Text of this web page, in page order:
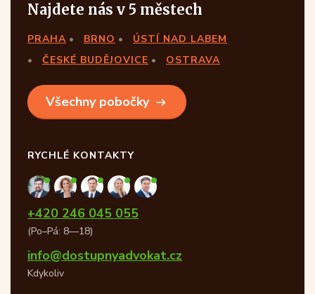
Najdete nás v 5 městech
PRAHA BRNO
ÚSTÍ NAD LABEM
ČESKÉ BUDĚJOVICE
OSTRAVA
Všechny pobočky
RYCHLÉ KONTAKTY
+420 246 045 055
(Po–Pá: 8—18)
info@dostupnyadvokat.cz
Kdykoliv